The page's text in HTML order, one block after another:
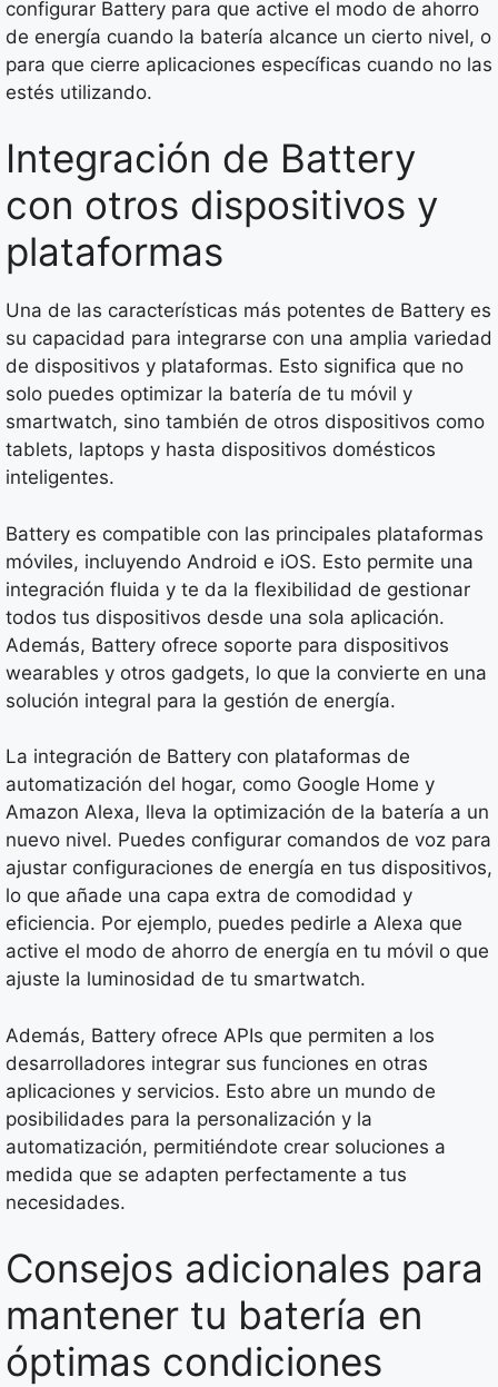
configurar Battery para que active el modo de ahorro
de energía cuando la batería alcance un cierto nivel, o
para que cierre aplicaciones específicas cuando no las
estés utilizando.
Integración de Battery
con otros dispositivos y
plataformas
Una de las características más potentes de Battery es
su capacidad para integrarse con una amplia variedad
de dispositivos y plataformas. Esto significa que no
solo puedes optimizar la batería de tu móvil y
smartwatch, sino también de otros dispositivos como
tablets, laptops y hasta dispositivos domésticos
inteligentes.
Battery es compatible con las principales plataformas
móviles, incluyendo Android e iOS. Esto permite una
integración fluida y te da la flexibilidad de gestionar
todos tus dispositivos desde una sola aplicación.
Además, Battery ofrece soporte para dispositivos
wearables y otros gadgets, lo que la convierte en una
solución integral para la gestión de energía.
La integración de Battery con plataformas de
automatización del hogar, como Google Home y
Amazon Alexa, lleva la optimización de la batería a un
nuevo nivel. Puedes configurar comandos de voz para
ajustar configuraciones de energía en tus dispositivos,
lo que añade una capa extra de comodidad y
eficiencia. Por ejemplo, puedes pedirle a Alexa que
active el modo de ahorro de energía en tu móvil o que
ajuste la luminosidad de tu smartwatch.
Además, Battery ofrece APIs que permiten a los
desarrolladores integrar sus funciones en otras
aplicaciones y servicios. Esto abre un mundo de
posibilidades para la personalización y la
automatización, permitiéndote crear soluciones a
medida que se adapten perfectamente a tus
necesidades.
Consejos adicionales para
mantener tu batería en
óptimas condiciones